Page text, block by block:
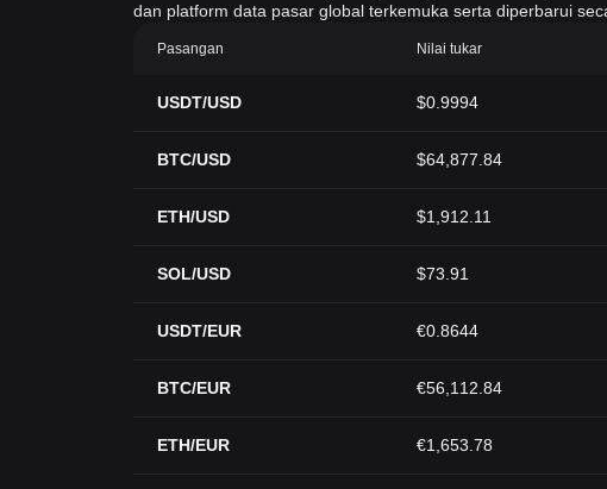
dan platform data pasar global terkemuka serta diperbarui
Pasangan Nilai tukar
USDT/USD $0.9994
BTC/USD $64,877.84
ETH/USD $1,912.11
SOL/USD $73.91
USDT/EUR €0.8644
BTC/EUR €56,112.84
ETH/EUR €1,653.78